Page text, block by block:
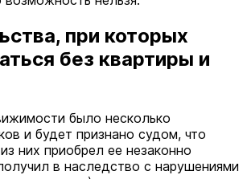
при которых
без квартиры и
было несколько
и будет признано судом, что
них приобрел ее незаконно
в наследство с нарушениями